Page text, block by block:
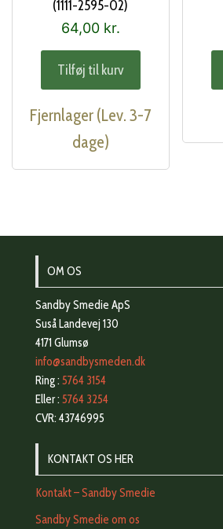
(1111-2595-02)
64,00 kr.
Tilføj til kurv
Fjernlager (Lev. 3-7
dage)
OM OS
Sandby Smedie ApS
Suså Landevej 130
4171 Glumsø
info@sandbysmeden.dk
Ring : 5764 3154
Eller : 5764 3254
CVR: 43746995
KONTAKT OS HER
Kontakt – Sandby Smedie
Sandby Smedie om os